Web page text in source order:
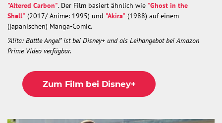
"Altered Carbon". Der Film basiert ähnlich wie "Ghost in the
Shell" (2017/ Anime: 1995) und "Akira" (1988) auf einem
(japanischen) Manga-Comic.
"Alita: Battle Angel" ist bei Disney+ und als Leihangebot bei Amazon
Prime Video verfügbar.
Zum Film bei Disney+